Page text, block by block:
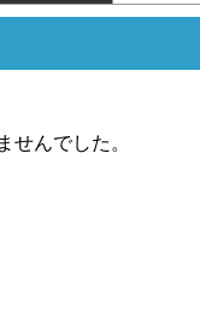
せんでした。